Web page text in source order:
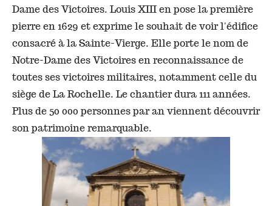
Dame des Victoires. Louis XIII en pose la première
pierre en 1629 et exprime le souhait de voir l'édifice
consacré à la Sainte-Vierge. Elle porte le nom de
Notre-Dame des Victoires en reconnaissance de
toutes ses victoires militaires, notamment celle du
siège de La Rochelle. Le chantier dura 111 années.
Plus de 50 000 personnes par an viennent découvrir
son patrimoine remarquable.